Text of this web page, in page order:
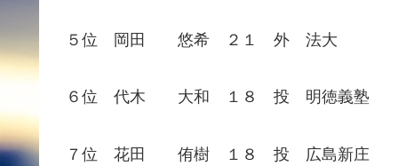
５位 岡田 悠希 ２１ 外 法大
６位 代木 大和 １８ 投 明徳義塾
７位 花田 侑樹 １８ 投 広島新庄